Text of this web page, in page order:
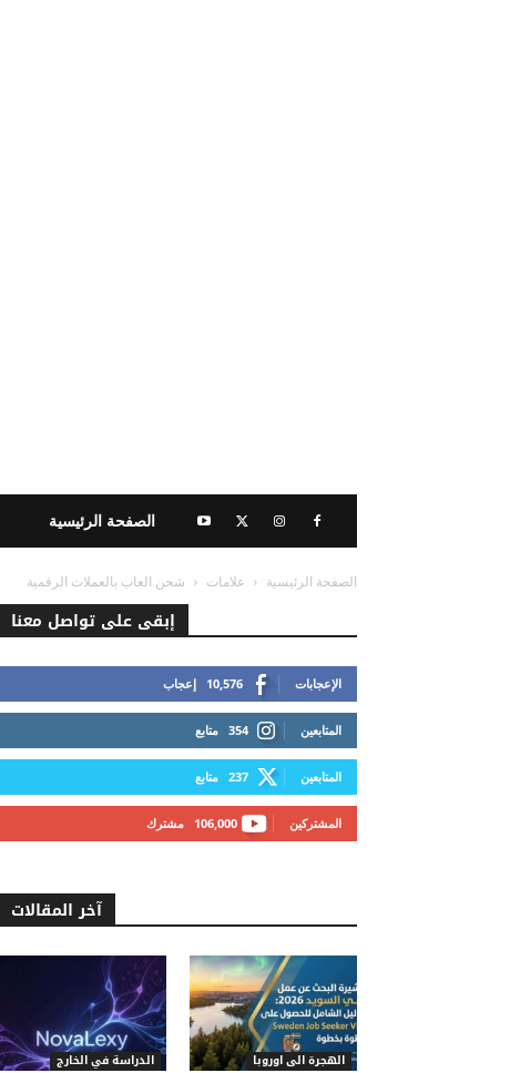
الصفحة الرئيسية
الصفحة الرئيسية علامات شحن العاب بالعملات الرقمية
إبقى على تواصل معنا
10,576 إعجاب الإعجابات
354 متابع المتابعين
237 متابع المتابعين
106,000 مشترك المشتركين
آخر المقالات
الدراسة في الخارج الهجرة الى اوروبا